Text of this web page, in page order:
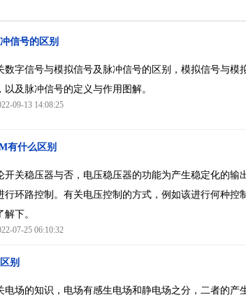
信号的区别
数字信号与模拟信号及脉冲信号的区别，模拟信号与模
以及脉冲信号的定义与作用图解。
09-13 14:08:25
有什么区别
开关稳压器与否，电压稳压器的功能为产生稳定化的输
行环路控制。有关电压控制的方式，例如该进行何种控
解下。
07-25 06:10:32
别
电场的知识，电场有感生电场和静电场之分，二者的产